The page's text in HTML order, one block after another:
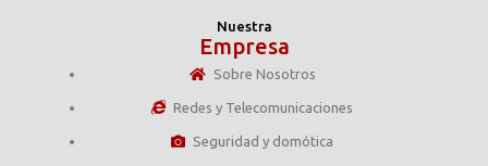
Nuestra
Empresa
Sobre Nosotros
Redes y Telecomunicaciones
Seguridad y domótica